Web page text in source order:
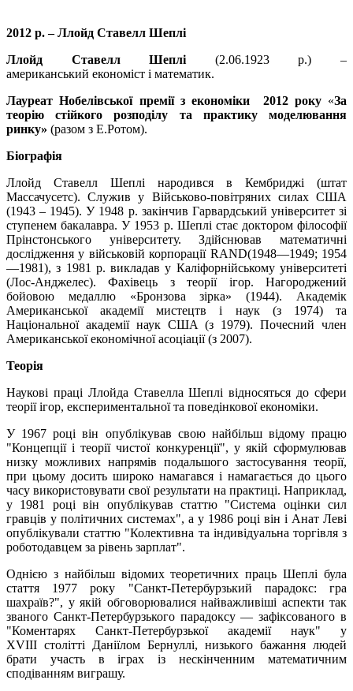
2012 р. – Ллойд Ставелл Шеплі
Ллойд Ставелл Шеплі (2.06.1923 р.) –
американський економіст і математик.
Лауреат Нобелівської премії з економіки 2012 року«За
теорію стійкого розподілу та практику моделювання
ринку» (разом з Е.Ротом).
Біографія
Ллойд Ставелл Шеплі народився в Кембриджі (штат
Массачусетс). Служив у Військово-повітряних силах США
(1943 – 1945). У 1948 р. закінчив Гарвардський університет зі
ступенем бакалавра. У 1953 р. Шеплі стає доктором філософії
Прінстонського університету. Здійснював математичні
дослідження у військовій корпорації RAND(1948—1949; 1954
—1981), з 1981 р. викладав у Каліфорнійському університеті
(Лос-Анджелес). Фахівець з теорії ігор. Нагороджений
бойовою медаллю «Бронзова зірка» (1944). Академік
Американської академії мистецтв і наук (з 1974) та
Національної академії наук США (з 1979). Почесний член
Американської економічної асоціації (з 2007).
Теорія
Наукові праці Ллойда Ставелла Шеплі відносяться до сфери
теорії ігор, експериментальної та поведінкової економіки.
У 1967 році він опублікував свою найбільш відому працю
"Концепції і теорії чистої конкуренції", у якій сформулював
низку можливих напрямів подальшого застосування теорії,
при цьому досить широко намагався і намагається до цього
часу використовувати свої результати на практиці. Наприклад,
у 1981 році він опублікував статтю "Система оцінки сил
гравців у політичних системах", а у 1986 році він і Анат Леві
опублікували статтю "Колективна та індивідуальна торгівля з
роботодавцем за рівень зарплат".
Однією з найбільш відомих теоретичних праць Шеплі була
стаття 1977 року "Санкт-Петербурзький парадокс: гра
шахраїв?", у якій обговорювалися найважливіші аспекти так
званого Санкт-Петербурзького парадоксу — зафіксованого в
"Коментарях Санкт-Петербурзької академії наук" у
XVIII столітті Даніїлом Бернуллі, низького бажання людей
брати участь в іграх із нескінченним математичним
сподіванням виграшу.